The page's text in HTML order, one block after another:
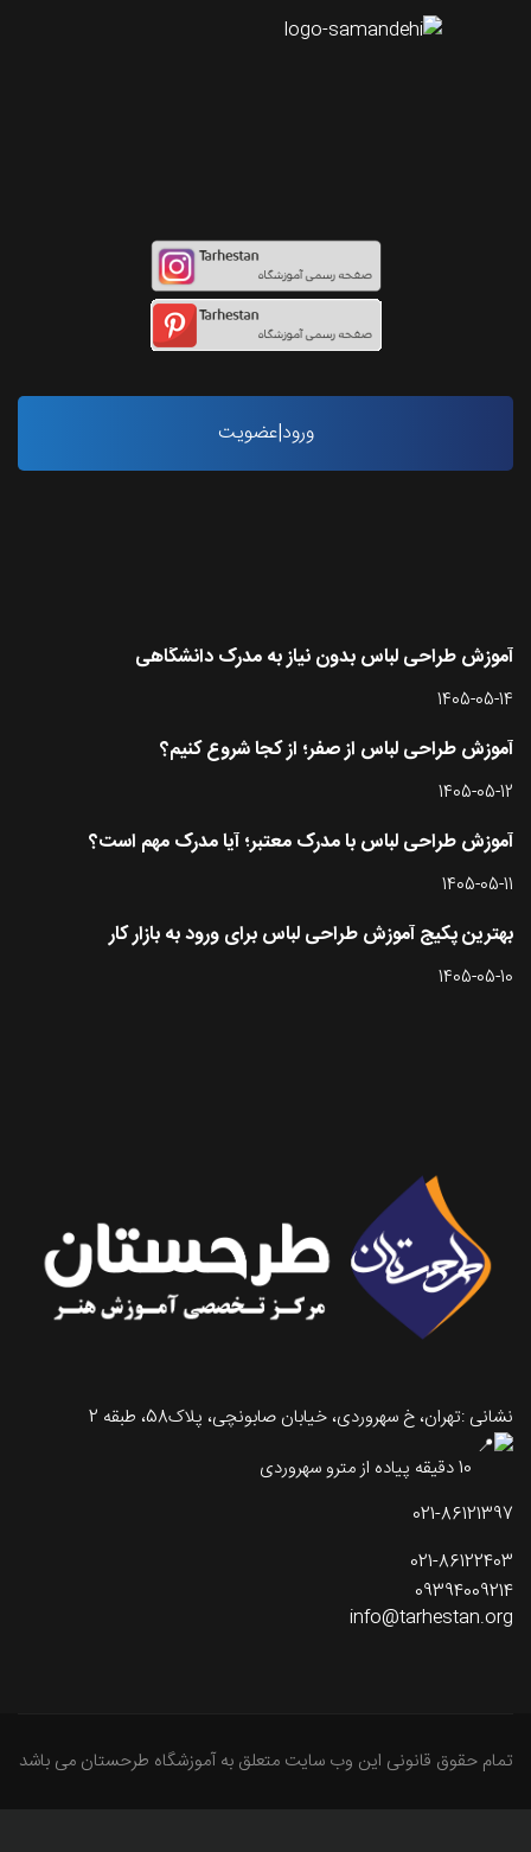
ورود|عضویت
آموزش طراحی لباس بدون نیاز به مدرک دانشگاهی
1405-05-14
آموزش طراحی لباس از صفر؛ از کجا شروع کنیم؟
1405-05-12
آموزش طراحی لباس با مدرک معتبر؛ آیا مدرک مهم است؟
1405-05-11
بهترین پکیج آموزش طراحی لباس برای ورود به بازار کار
1405-05-10
نشانی :تهران، خ سهروردی، خیابان صابونچی، پلاک58، طبقه 2
021-86121397
021-86122403
09394009214
info@tarhestan.org
تمام حقوق قانونی این وب سایت متعلق به آموزشگاه طرحستان می باشد